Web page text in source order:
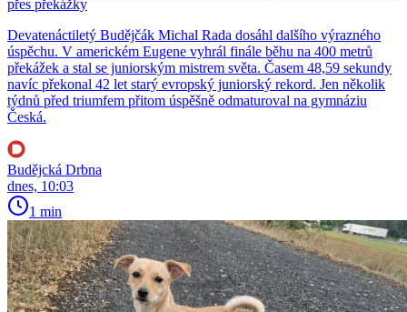
přes překážky
Devatenáctiletý Budějčák Michal Rada dosáhl dalšího výrazného
úspěchu. V americkém Eugene vyhrál finále běhu na 400 metrů
překážek a stal se juniorským mistrem světa. Časem 48,59 sekundy
navíc překonal 42 let starý evropský juniorský rekord. Jen několik
týdnů před triumfem přitom úspěšně odmaturoval na gymnáziu
Česká.
Budějcká Drbna
dnes, 10:03
1 min